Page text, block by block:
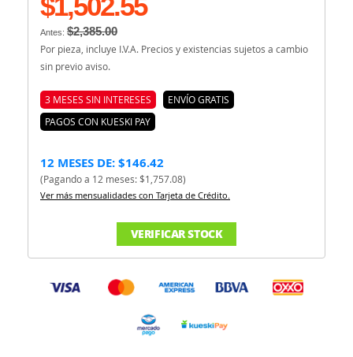
Antes: $2,385.00
Por pieza, incluye I.V.A. Precios y existencias sujetos a cambio
sin previo aviso.
3 MESES SIN INTERESES
ENVÍO GRATIS
PAGOS CON KUESKI PAY
12 MESES DE: $146.42
(Pagando a 12 meses: $1,757.08)
Ver más mensualidades con Tarjeta de Crédito.
VERIFICAR STOCK